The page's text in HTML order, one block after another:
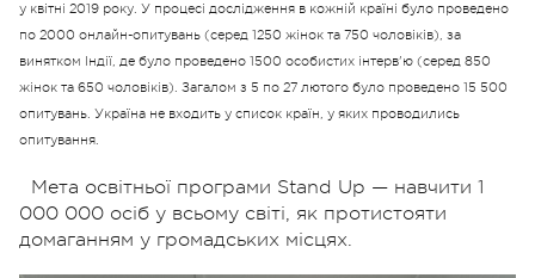
у квітні 2019 року. У процесі дослідження в кожній країні було проведено
по 2000 онлайн-опитувань (серед 1250 жінок та 750 чоловіків), за
винятком Індії, де було проведено 1500 особистих інтерв'ю (серед 850
жінок та 650 чоловіків). Загалом з 5 по 27 лютого було проведено 15 500
опитувань. Україна не входить у список країн, у яких проводились
опитування.
Мета освітньої програми Stand Up — навчити 1
000 000 осіб у всьому світі, як протистояти
домаганням у громадських місцях.